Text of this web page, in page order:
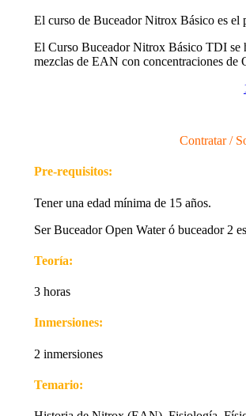
El curso de Buceador Nitrox Básico es el
El Curso Buceador Nitrox Básico TDI se
mezclas de EAN con concentraciones de
Contratar /
Pre-requisitos:
Tener una edad mínima de 15 años.
Ser Buceador Open Water ó buceador 2
Teoría:
3 horas
Inmersiones:
2 inmersiones
Temario: